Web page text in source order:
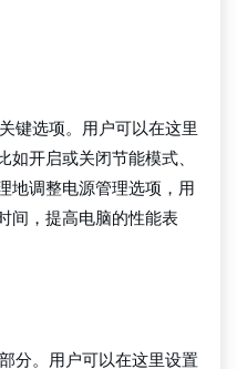
键选项。用户可以在这里
开启或关闭节能模式、
地调整电源管理选项，用
间，提高电脑的性能表
分。用户可以在这里设置